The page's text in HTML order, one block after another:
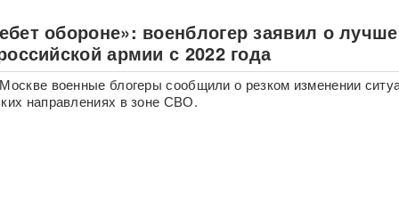
обороне»: военблогер заявил о
армии с 2022 года
военные блогеры сообщили о резком изменении
направлениях в зоне СВО.